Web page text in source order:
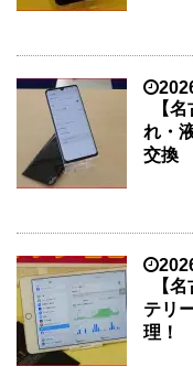
【
れ・
交換
【
テリ
理！